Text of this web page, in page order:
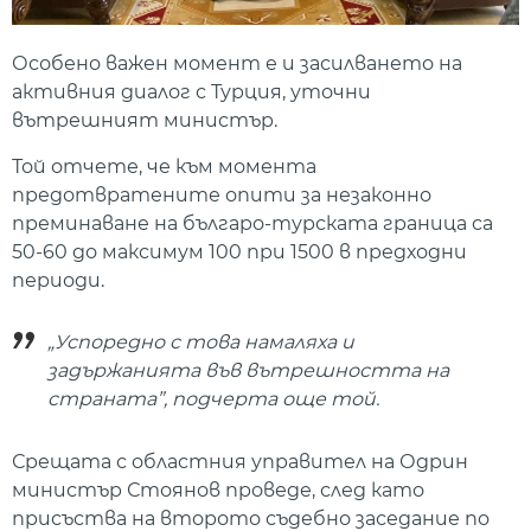
Особено важен момент е и засилването на
активния диалог с Турция, уточни
вътрешният министър.
Той отчете, че към момента
предотвратените опити за незаконно
преминаване на българо-турската граница са
50-60 до максимум 100 при 1500 в предходни
периоди.
„Успоредно с това намаляха и
задържанията във вътрешността на
страната”, подчерта още той.
Срещата с областния управител на Одрин
министър Стоянов проведе, след като
присъства на второто съдебно заседание по